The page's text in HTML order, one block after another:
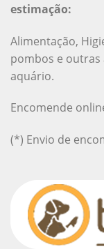
estimação:
Alimentação,
pombos e outras
aquário.
Encomende
(*) Envio de